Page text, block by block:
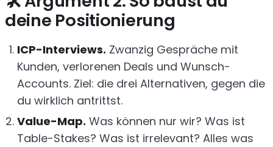
deine Positionierung
ICP-Interviews. Zwanzig Gespräche mit
Kunden, verlorenen Deals und Wunsch-
Accounts. Ziel: die drei Alternativen, gegen die
du wirklich antrittst.
Value-Map. Was können nur wir? Was ist
Table-Stakes? Was ist irrelevant? Alles was